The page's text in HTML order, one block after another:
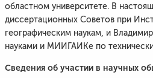
областном университете. В
диссертационных Советов при
географическим наукам, и
науками и МИИГАИКе по
Сведения об участии в научных